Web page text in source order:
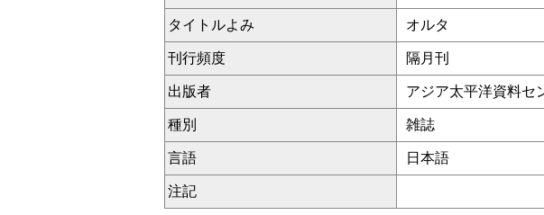
タイトルよみ オルタ
刊行頻度 隔月刊
出版者 アジア太平洋資料セ
種別 雑誌
言語 日本語
注記